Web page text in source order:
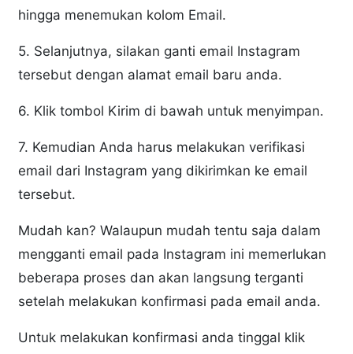
hingga menemukan kolom Email.
5. Selanjutnya, silakan ganti email Instagram
tersebut dengan alamat email baru anda.
6. Klik tombol Kirim di bawah untuk menyimpan.
7. Kemudian Anda harus melakukan verifikasi
email dari Instagram yang dikirimkan ke email
tersebut.
Mudah kan? Walaupun mudah tentu saja dalam
mengganti email pada Instagram ini memerlukan
beberapa proses dan akan langsung terganti
setelah melakukan konfirmasi pada email anda.
Untuk melakukan konfirmasi anda tinggal klik